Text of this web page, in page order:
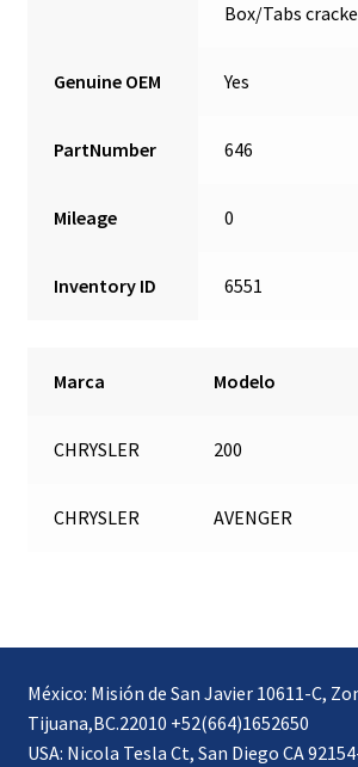
Box/Tabs
Genuine OEM Yes
PartNumber 646
Mileage 0
Inventory ID 6551
Marca Modelo
CHRYSLER 200
CHRYSLER AVENGER
México: Misión de San Javier 10611-C,
Tijuana,BC.22010 +52(664)1652650
USA: Nicola Tesla Ct, San Diego CA